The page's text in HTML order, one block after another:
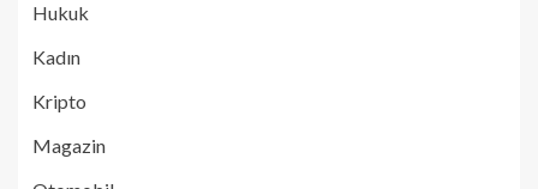
Hukuk
Kadın
Kripto
Magazin